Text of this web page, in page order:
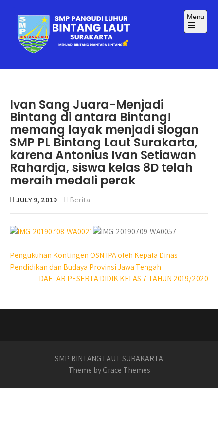
content
SMP BINTANG LAUT
Menu
Open
Ivan Sang Juara-Menjadi
Bintang di antara Bintang!
memang layak menjadi slogan
SMP PL Bintang Laut Surakarta,
karena Antonius Ivan Setiawan
Rahardja, siswa kelas 8D telah
meraih medali perak
JULY 9, 2019 Berita
Post
navigation
Pengukuhan Kontingen OSN IPA oleh Kepala Dinas
Pendidikan dan Budaya Provinsi Jawa Tengah
DAFTAR PESERTA DIDIK KELAS 7 TAHUN 2019/2020
SMP BINTANG LAUT SURAKARTA
Theme by Grace Themes